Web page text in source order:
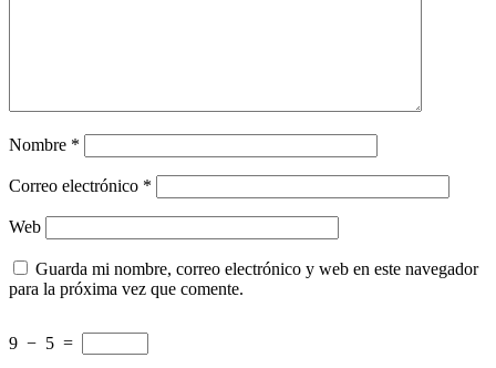
Nombre *
Correo electrónico *
Web
Guarda mi nombre, correo electrónico y web en este navegador
para la próxima vez que comente.
9 − 5 =